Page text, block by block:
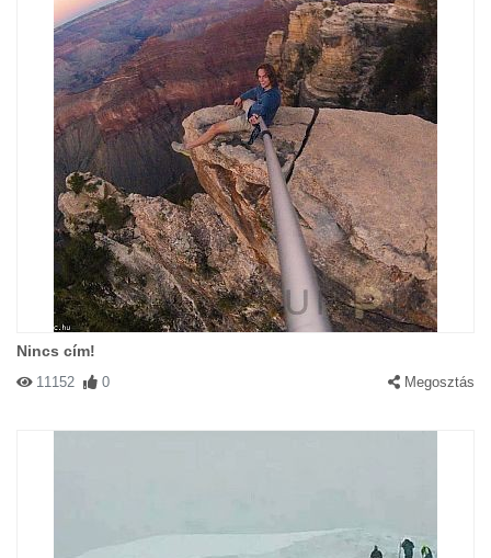
Nincs cím!
11152 0 Megosztás